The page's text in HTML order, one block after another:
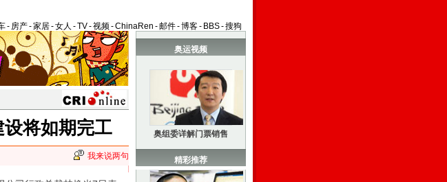
- 房产-家居-女人 -TV-视频-ChinaRen -邮件-博客- BBS-搜狗
将如期完工
我来说两句
奥运视频
奥组委详解门票销售
精彩推荐